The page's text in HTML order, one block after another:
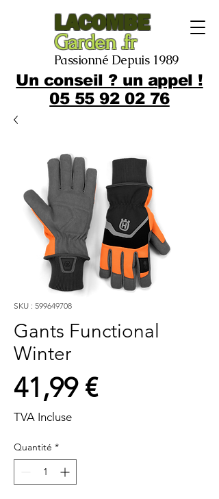
LACOMBE
Garden .fr
Passionné Depuis 1989
Un conseil ? un appel !
05 55 92 02 76
SKU : 599649708
Gants Functional
Winter
41,99 €Prix
TVA Incluse
Quantité *